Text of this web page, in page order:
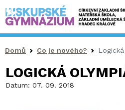
Drobečková navigace
Domů Co je nového?
LOGICKÁ
Datum: 07. 09. 2018